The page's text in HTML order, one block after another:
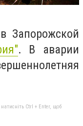
Запорожской
. В аварии
Ctrl + Enter, щоб